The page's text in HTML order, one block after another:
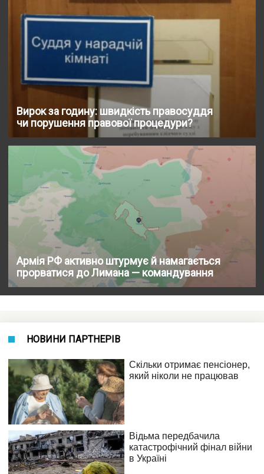
Вирок за годину: швидкість правосуддя
чи порушення правової процедури?
Армія РФ активно штурмує й намагається
прорватися до Лимана — командування
НОВИНИ ПАРТНЕРІВ